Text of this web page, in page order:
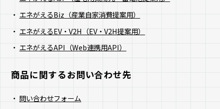
エネがえるBiz（産業自家消費提案用）
エネがえるEV・V2H（EV・V2H提案用）
エネがえるAPI（Web連携用API）
商品に関するお問い合わせ先
問い合わせフォーム